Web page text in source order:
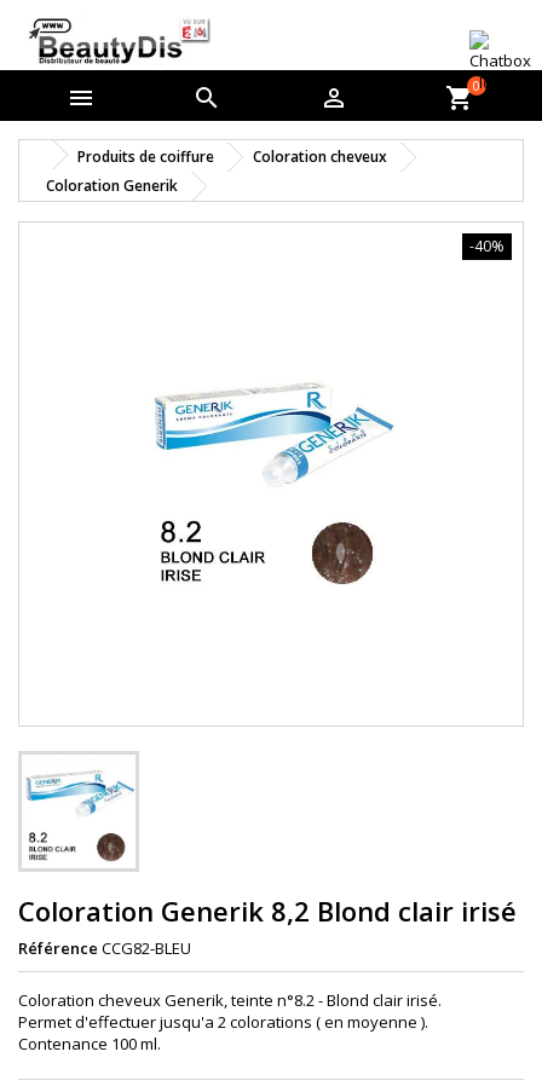
   shopping_cart0
Produits de coiffure
Coloration cheveux
Coloration Generik
-40%
Coloration Generik 8,2 Blond clair irisé
Référence CCG82-BLEU
Coloration cheveux Generik, teinte n°8.2 -Blond clair irisé.
Permet d'effectuer jusqu'a 2 colorations ( en moyenne ).
Contenance 100 ml.